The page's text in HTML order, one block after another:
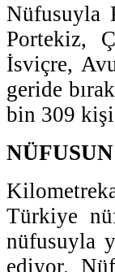
Nüfusuyla
Portekiz,
İsviçre,
geride
bin 309
Türkiye
nüfusuyla
ediyor.